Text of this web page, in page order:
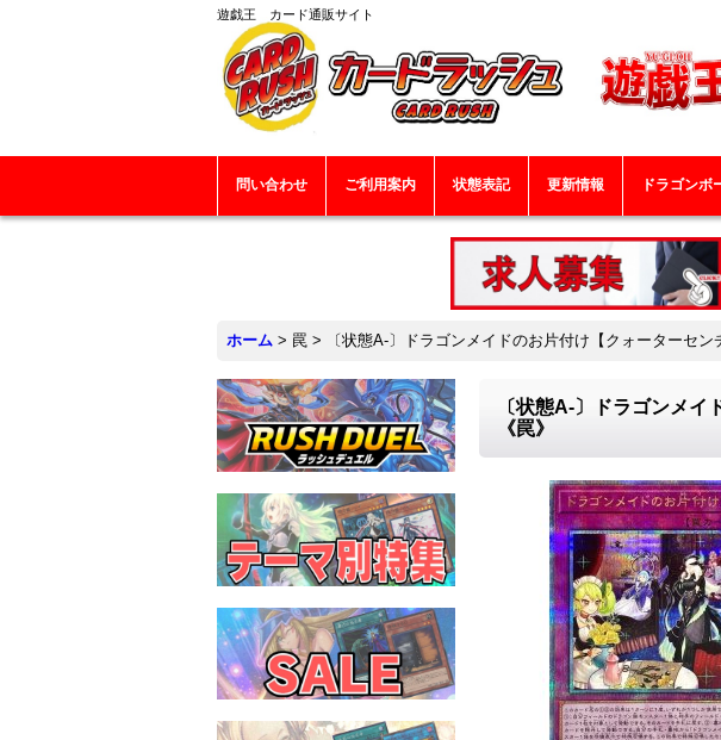
遊戯王 カード通販サイト
問い合わせ ご利用案内 状態表記 更新情報 ドラゴンボ
ホーム > 罠 > 〔状態A-〕ドラゴンメイドのお片付け【クォーターセ
〔状態A-〕ドラゴンメ
《罠》